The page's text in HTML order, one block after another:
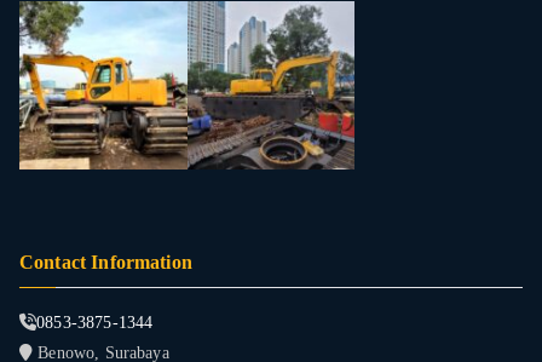
Contact Information
0853-3875-1344
Benowo, Surabaya